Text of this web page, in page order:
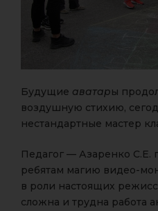
Будущие аватары
воздушную стихию,
нестандартные мастер
Педагог — Азаренко С.Е.
ребятам магию видео-
в роли настоящих
сложна и трудна работа